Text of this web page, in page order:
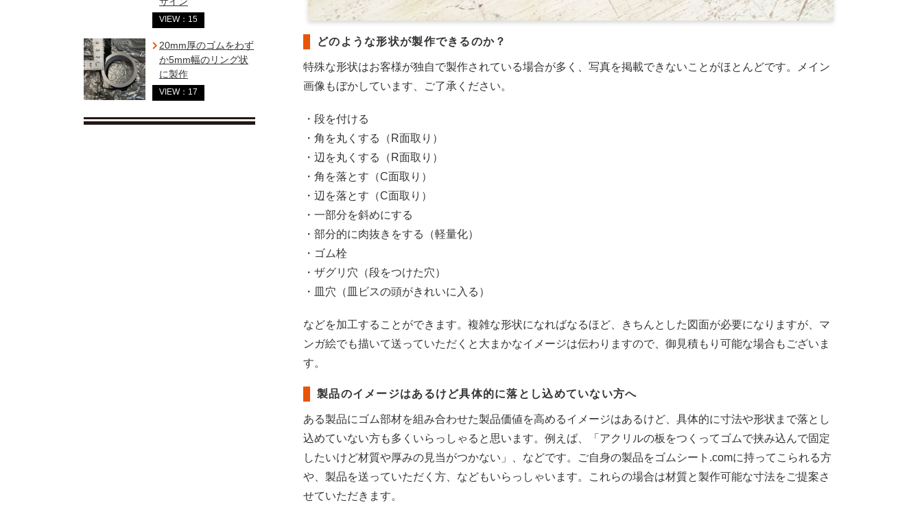
どのような形状が製作できるのか？
特殊な形状はお客様が独自で製作されている場合が多く、写真を掲載できないことがほとんどです。メイン
画像もぼかしています、ご了承ください。
・段を付ける
・角を丸くする（R面取り）
・辺を丸くする（R面取り）
・角を落とす（C面取り）
・辺を落とす（C面取り）
・一部分を斜めにする
・部分的に肉抜きをする（軽量化）
・ゴム栓
・ザグリ穴（段をつけた穴）
・皿穴（皿ビスの頭がきれいに入る）
などを加工することができます。複雑な形状になればなるほど、きちんとした図面が必要になりますが、マ
ンガ絵でも描いて送っていただくと大まかなイメージは伝わりますので、御見積もり可能な場合もございま
す。
製品のイメージはあるけど具体的に落とし込めていない方へ
ある製品にゴム部材を組み合わせた製品価値を高めるイメージはあるけど、具体的に寸法や形状まで落とし
込めていない方も多くいらっしゃると思います。例えば、「アクリルの板をつくってゴムで挟み込んで固定
したいけど材質や厚みの見当がつかない」、などです。ご自身の製品をゴムシート.comに持ってこられる方
や、製品を送っていただく方、などもいらっしゃいます。これらの場合は材質と製作可能な寸法をご提案さ
せていただきます。
VIEW：15
20mm厚のゴムをわず
か5mm幅のリング状
に製作
VIEW：17